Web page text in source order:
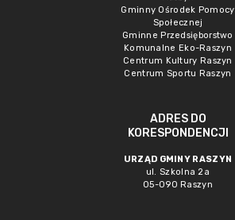
Gminny Ośrodek Pomocy
Społecznej
Gminne Przedsięborstwo
Komunalne Eko-Raszyn
Centrum Kultury Raszyn
Centrum Sportu Raszyn
ADRES DO
KORESPONDENCJI
URZĄD GMINY RASZYN
ul. Szkolna 2a
05-090 Raszyn